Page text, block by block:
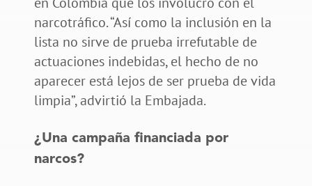
narcotráfico. “Así como la inclusión en la
lista no sirve de prueba irrefutable de
actuaciones indebidas, el hecho de no
aparecer está lejos de ser prueba de vida
limpia”, advirtió la Embajada.
¿Una campaña financiada por
narcos?